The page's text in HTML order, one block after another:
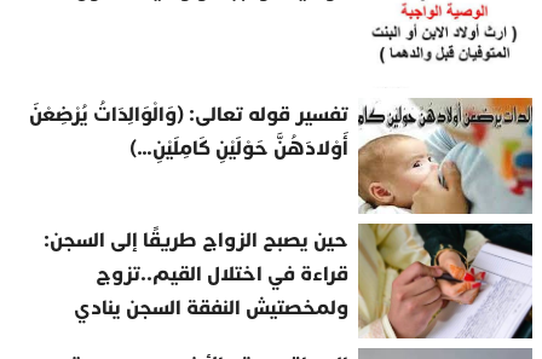
تفسير قوله تعالى: (وَالْوَالِدَاتُ يُرْضِعْنَ
أَوْلادَهُنَّ حَوْلَيْنِ كَامِلَيْنِ…)
حين يصبح الزواج طريقًا إلى السجن:
قراءة في اختلال القيم..تزوج
ولمخصتيش النفقة السجن ينادي